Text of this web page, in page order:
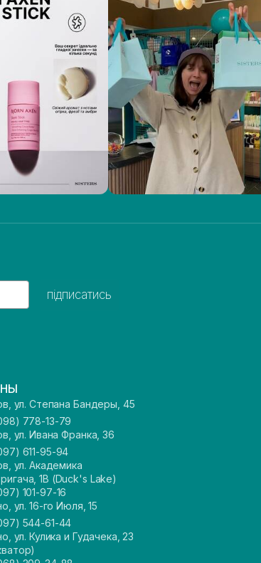
підписатись
ул. Степана Бандеры, 45
778-13-79
ул. Ивана Франка, 36
611-95-94
ул. Академика
1В (Duck's Lake)
101-97-16
ул. 16-го Июля, 15
544-61-44
ул. Кулика и Гудачека, 23